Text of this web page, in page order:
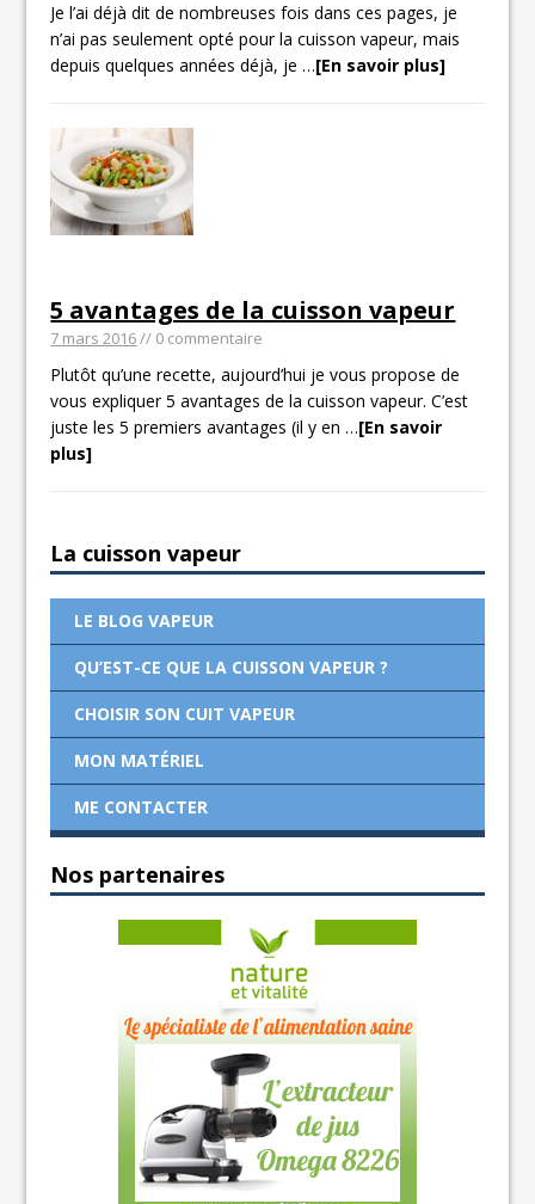
Je l’ai déjà dit de nombreuses fois dans ces pages, je
n’ai pas seulement opté pour la cuisson vapeur, mais
depuis quelques années déjà, je…[En savoir plus]
5 avantages de la cuisson vapeur
7 mars 2016// 0 commentaire
Plutôt qu’une recette, aujourd’hui je vous propose de
vous expliquer 5 avantages de la cuisson vapeur. C’est
juste les 5 premiers avantages (il y en…[En savoir
plus]
La cuisson vapeur
LE BLOG VAPEUR
QU’EST-CE QUE LA CUISSON VAPEUR ?
CHOISIR SON CUIT VAPEUR
MON MATÉRIEL
ME CONTACTER
Nos partenaires